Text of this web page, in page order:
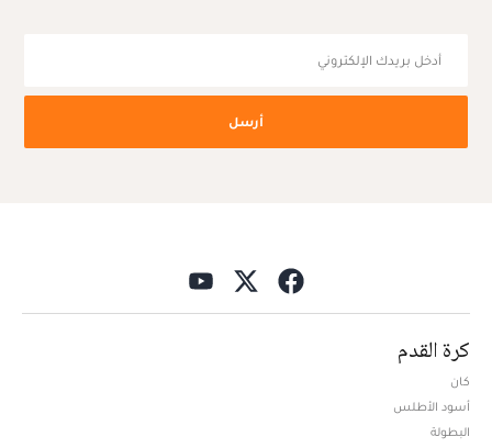
أرسل
كرة القدم
كان
أسود الأطلس
البطولة